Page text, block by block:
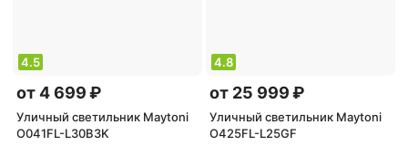
4.5
от 4 699 ₽
Уличный светильник Maytoni
O041FL-L30B3K
4.8
от 25 999 ₽
Уличный светильник Maytoni
O425FL-L25GF